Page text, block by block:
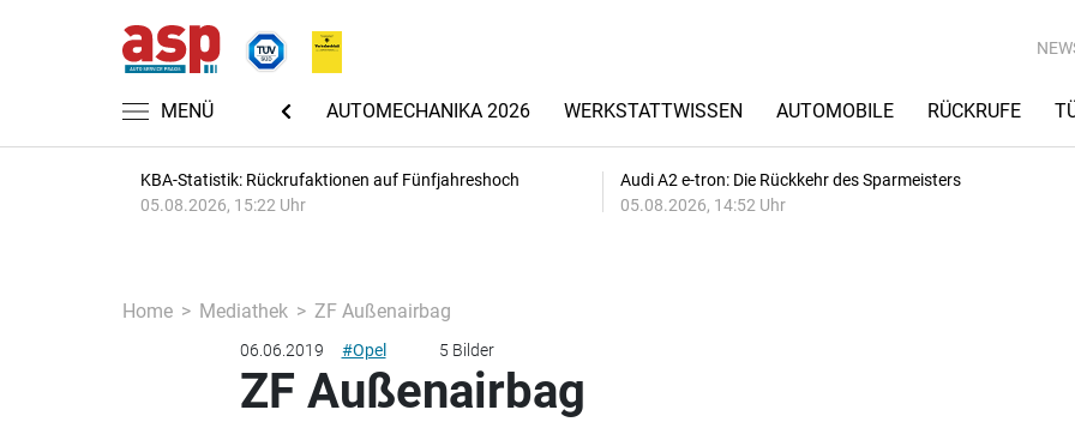
MENÜ
NACHRICHTEN AUTOMECHANIKA 2026 WERKSTATTWISSEN AUTOMOBILE RÜCKRUFE
KBA-Statistik: Rückrufaktionen auf Fünfjahreshoch
05.08.2026, 15:22 Uhr
Audi A2 e-tron: Die Rückkehr des Sparmeisters
05.08.2026, 14:52 Uhr
Home Mediathek ZF Außenairbag
06.06.2019 #Opel 5 Bilder
ZF Außenairbag